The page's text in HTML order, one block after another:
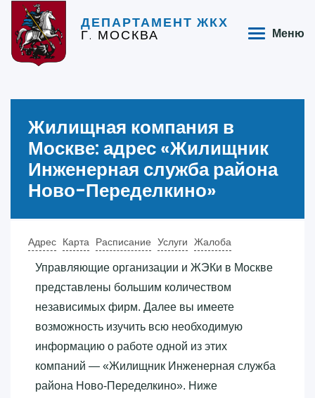
ДЕПАРТАМЕНТ ЖКХ
Г. МОСКВА Меню
Жилищная компания в
Москве: адрес «‎Жилищник
Инженерная служба района
Ново-Переделкино»‎
Адрес Карта Расписание Услуги Жалоба
Управляющие организации и ЖЭКи в Москве
представлены большим количеством
независимых фирм. Далее вы имеете
возможность изучить всю необходимую
информацию о работе одной из этих
компаний — «‎Жилищник Инженерная служба
района Ново-Переделкино»‎. Ниже